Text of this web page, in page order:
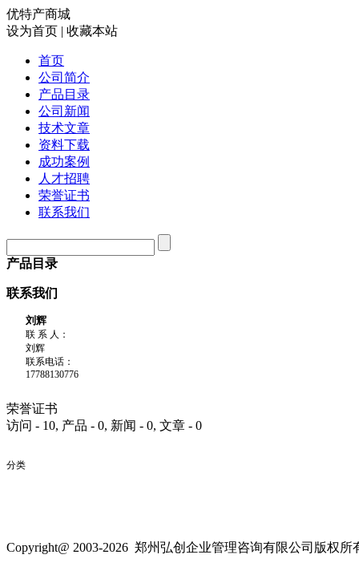
优特产商城
设为首页 | 收藏本站
首页
公司简介
产品目录
公司新闻
技术文章
资料下载
成功案例
人才招聘
荣誉证书
联系我们
产品目录
联系我们
刘辉
联 系 人：
刘辉
联系电话：
17788130776
荣誉证书
访问 - 10, 产品 - 0, 新闻 - 0, 文章 - 0
分类
Copyright@ 2003-2026 郑州弘创企业管理咨询有限公司 版权